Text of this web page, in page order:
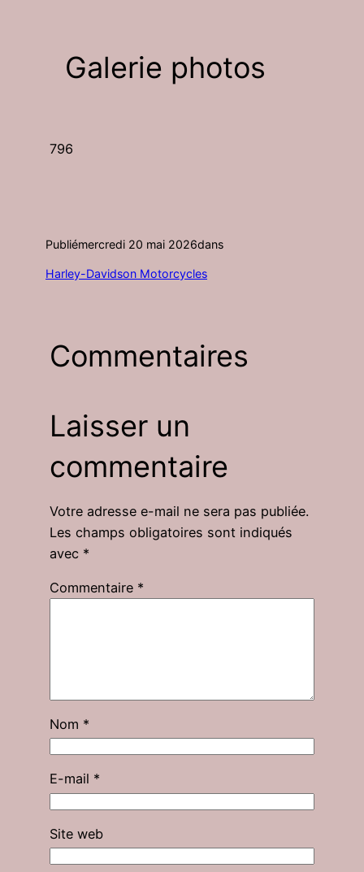
Galerie photos
796
Publiémercredi 20 mai 2026dans
Harley-Davidson Motorcycles
Commentaires
Laisser un
commentaire
Votre adresse e-mail ne sera pas publiée.
Les champs obligatoires sont indiqués
avec *
Commentaire *
Nom *
E-mail *
Site web